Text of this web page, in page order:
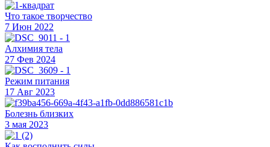
Что такое творчество
7 Июн 2022
Алхимия тела
27 Фев 2024
Режим питания
17 Авг 2023
Болезнь близких
3 мая 2023